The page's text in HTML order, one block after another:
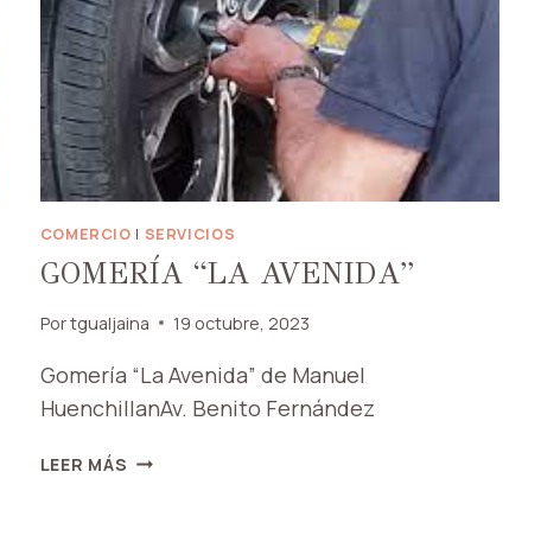
COMERCIO | SERVICIOS
GOMERÍA “LA AVENIDA”
Portgualjaina 19 octubre, 2023
Gomería “La Avenida” de Manuel
HuenchillanAv. Benito Fernández
LEER MÁS GOMERÍA